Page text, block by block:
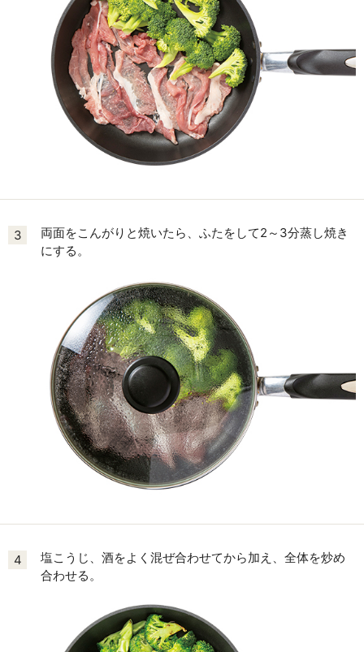
3
両面をこんがりと焼いたら、ふたをして2～3分蒸し焼き
にする。
4
塩こうじ、酒をよく混ぜ合わせてから加え、全体を炒め
合わせる。